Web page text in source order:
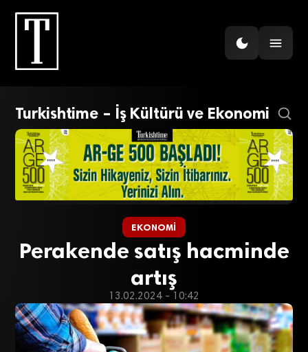
Turkishtime – İş Kültürü ve Ekonomi
EKONOMI
Perakende satış hacminde
artış
13.02.2024 - 10:42